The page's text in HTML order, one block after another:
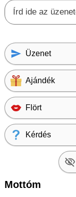
Üzenet
Ajándék
Flört
Kérdés
Mottóm